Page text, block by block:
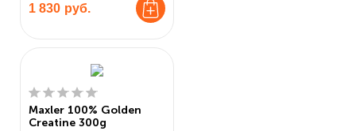
1 830 руб.
Maxler 100% Golden
Creatine 300g